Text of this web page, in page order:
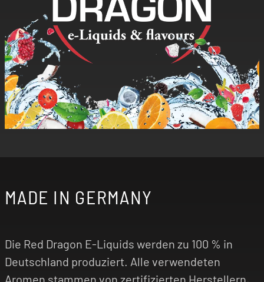
MADE IN GERMANY
Die Red Dragon E-Liquids werden zu 100 % in
Deutschland produziert. Alle verwendeten
Aromen stammen von zertifizierten Herstellern,